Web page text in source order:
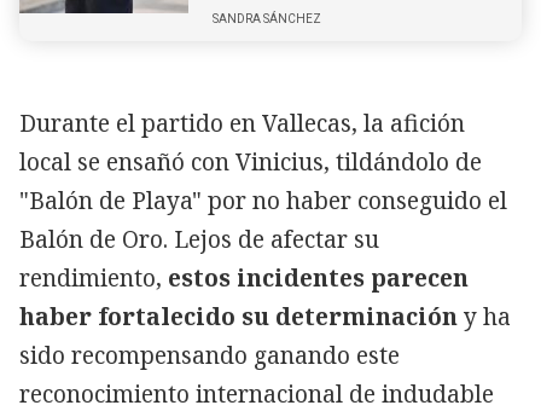
SANDRA SÁNCHEZ
Durante el partido en Vallecas, la afición
local se ensañó con Vinicius, tildándolo de
"Balón de Playa" por no haber conseguido el
Balón de Oro. Lejos de afectar su
rendimiento, estos incidentes parecen
haber fortalecido su determinacióny ha
sido recompensando ganando este
reconocimiento internacional de indudable